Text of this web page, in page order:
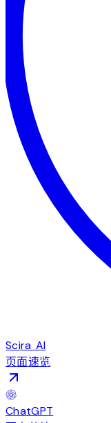
Scira AI
页面速览
ChatGPT